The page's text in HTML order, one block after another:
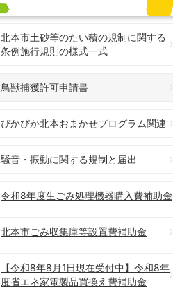
北本市土砂等のたい積の規制に関する
条例施行規則の様式一式
鳥獣捕獲許可申請書
ぴかぴか北本おまかせプログラム関連
騒音・振動に関する規制と届出
令和8年度生ごみ処理機器購入費補助金
北本市ごみ収集庫等設置費補助金
【令和8年8月1日現在受付中】令和8年
度省エネ家電製品買換え費補助金